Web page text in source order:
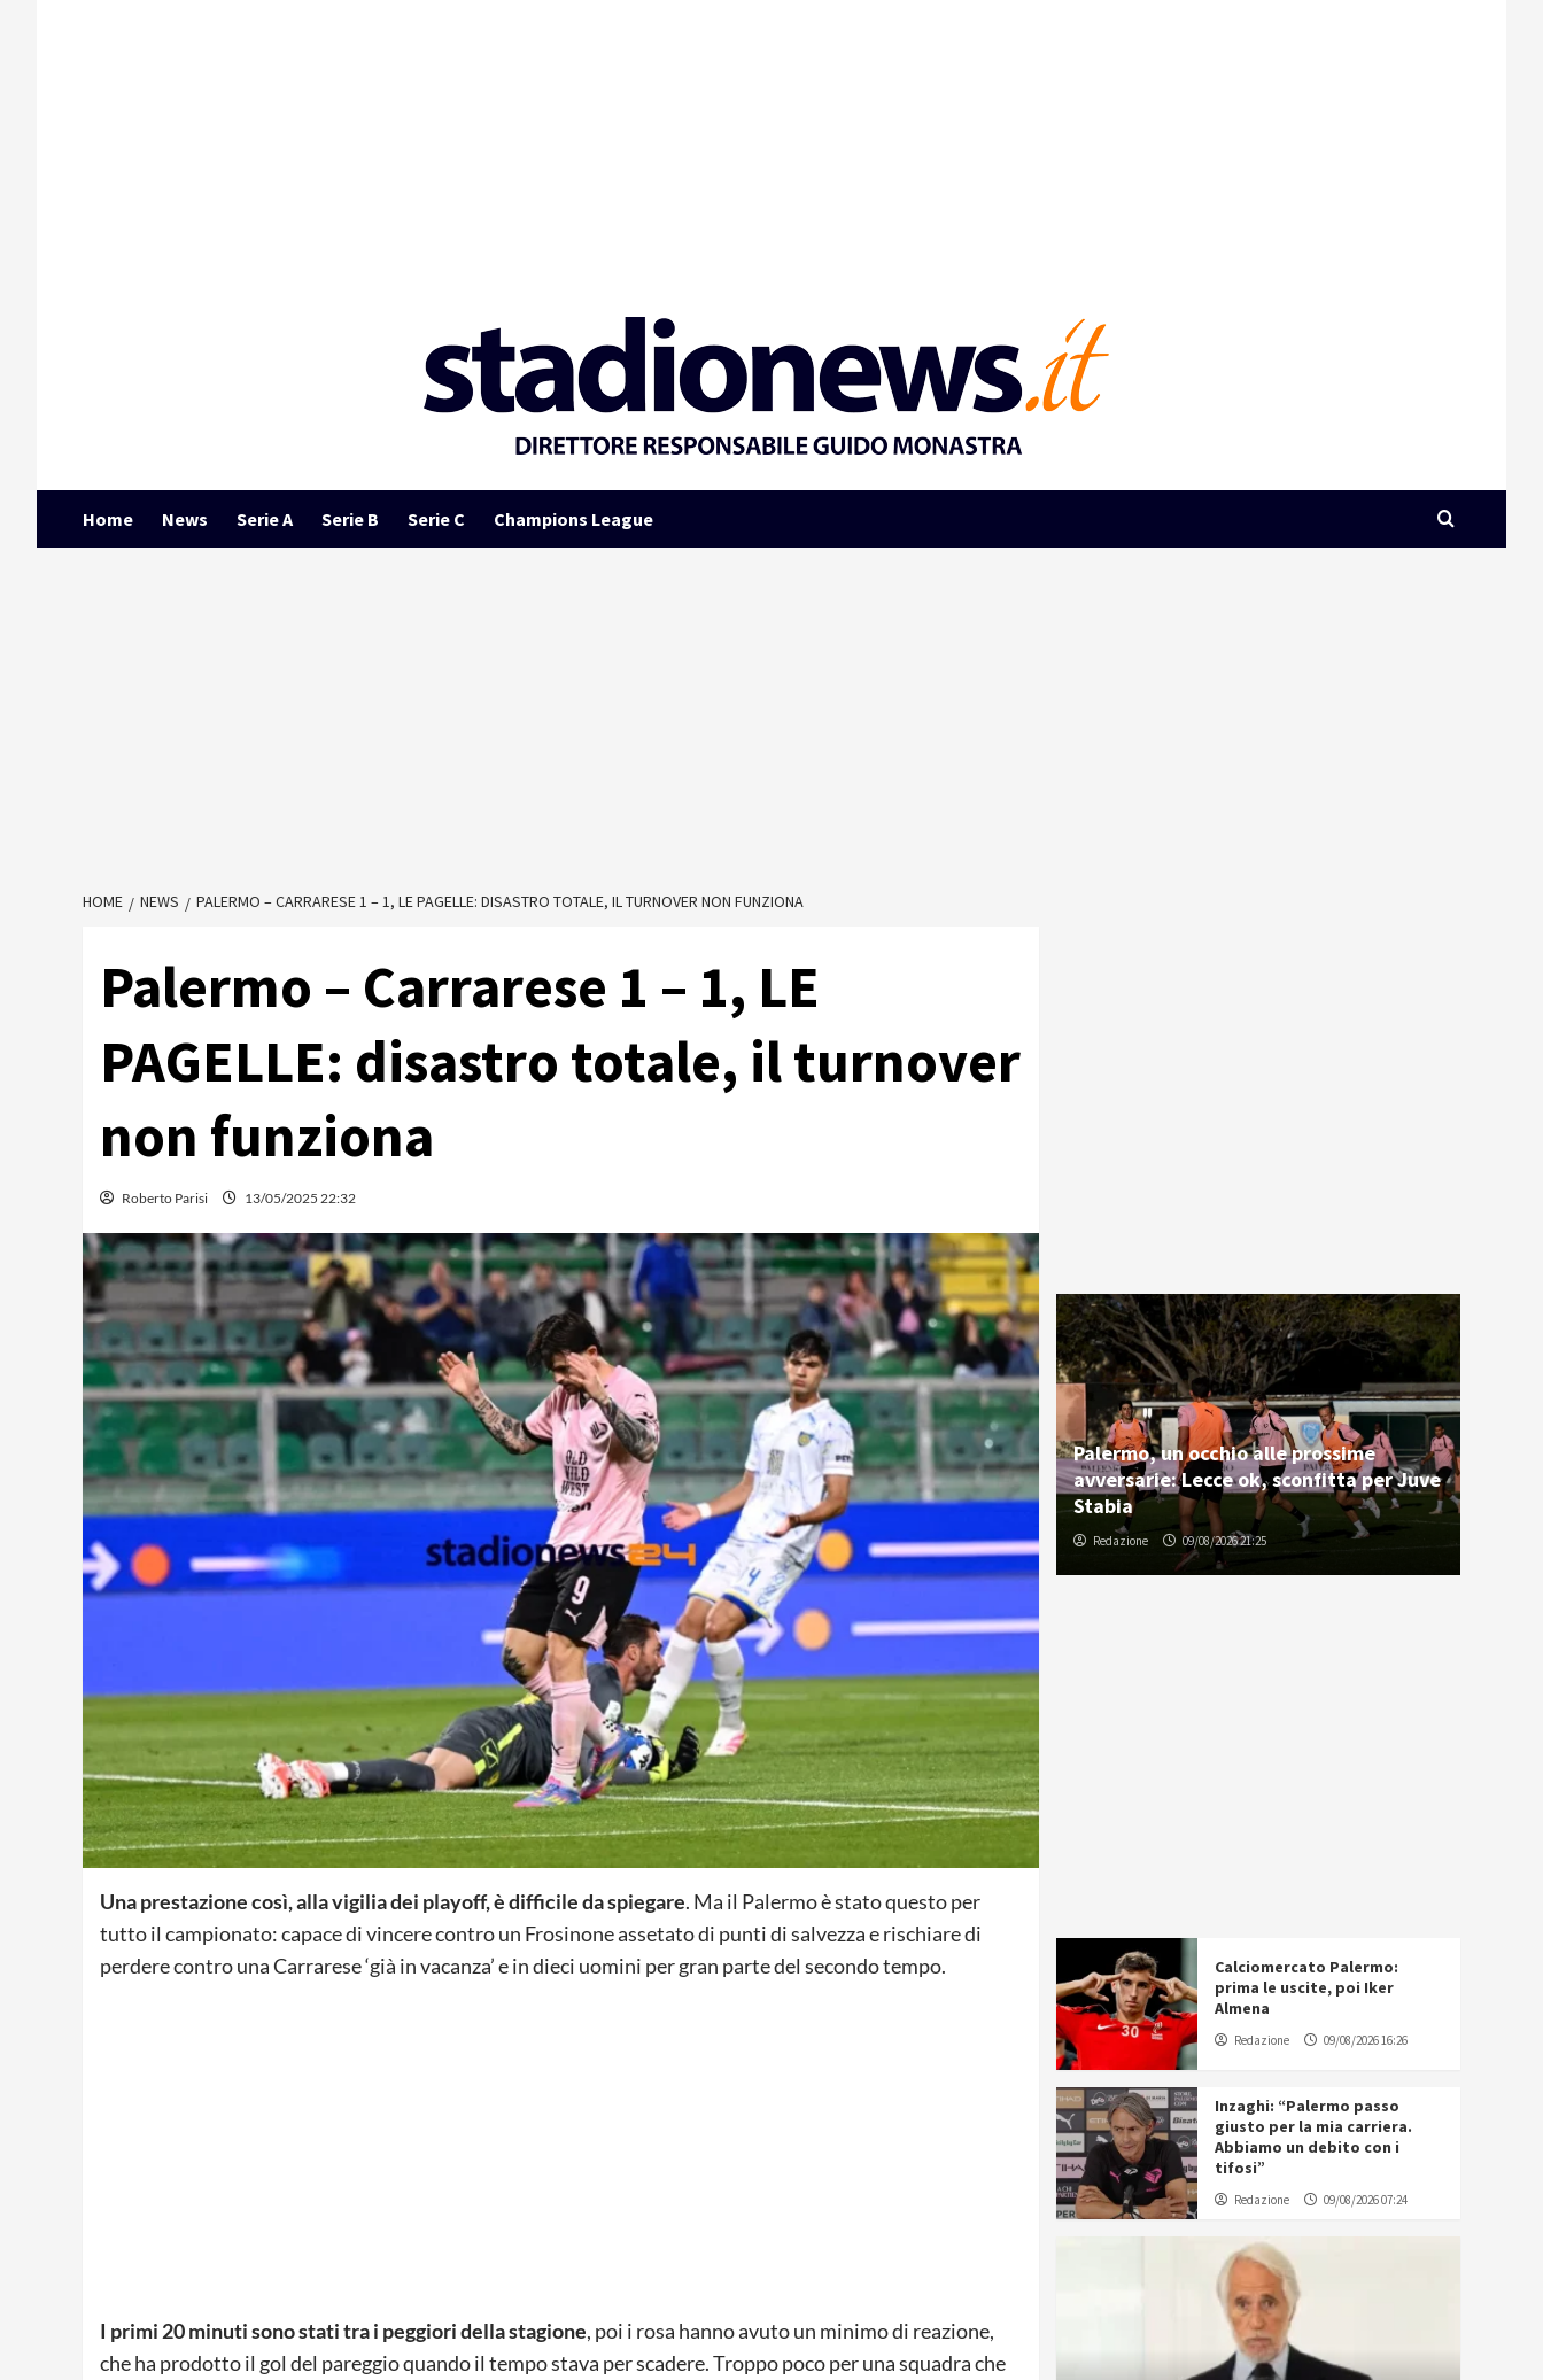
Home News Serie A Serie B Serie C Champions League
HOME NEWS PALERMO – CARRARESE 1 – 1, LE PAGELLE: DISASTRO TOTALE, IL TURNOVER NON FUNZIONA
Palermo – Carrarese 1 – 1, LE
PAGELLE: disastro totale, il turnover
non funziona
Roberto Parisi 13/05/2025 22:32
Una prestazione così, alla vigilia dei playoff, è difficile da spiegare. Ma il Palermo è stato questo per
tutto il campionato: capace di vincere contro un Frosinone assetato di punti di salvezza e rischiare di
perdere contro una Carrarese ‘già in vacanza’ e in dieci uomini per gran parte del secondo tempo.
I primi 20 minuti sono stati tra i peggiori della stagione, poi i rosa hanno avuto un minimo di reazione,
che ha prodotto il gol del pareggio quando il tempo stava per scadere. Troppo poco per una squadra che
Palermo, un occhio alle prossime
avversarie: Lecce ok, sconfitta per Juve
Stabia
Redazione 09/08/2026 21:25
Calciomercato Palermo:
prima le uscite, poi Iker
Almena
Redazione 09/08/2026 16:26
Inzaghi: “Palermo passo
giusto per la mia carriera.
Abbiamo un debito con i
tifosi”
Redazione 09/08/2026 07:24